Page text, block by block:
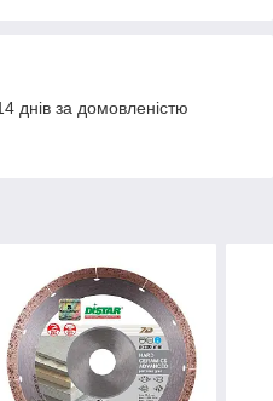
днів за домовленістю